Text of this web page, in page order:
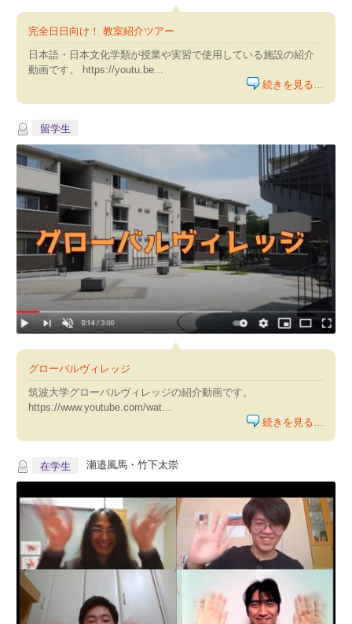
完全日日向け！ 教室紹介ツアー
日本語・日本文化学類が授業や実習で使用している施設の紹介
動画です。 https://youtu.be...
続きを見る…
留学生
グローバルヴィレッジ
筑波大学グローバルヴィレッジの紹介動画です。
https://www.youtube.com/wat...
続きを見る…
在学生 瀬邉風馬・竹下太崇